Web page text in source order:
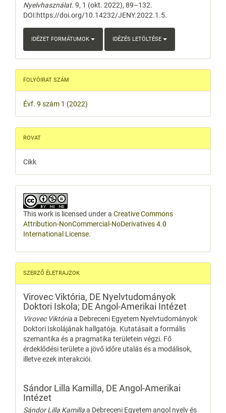
Nyelvhasználat. 9, 1 (okt. 2022), 89–132.
DOI:https://doi.org/10.14232/JENY.2022.1.5.
IDÉZET FORMÁTUMOK IDÉZÉS LETÖLTÉSE
FOLYÓIRAT SZÁM
Évf. 9 szám 1 (2022)
ROVAT
Cikk
This work is licensed under a Creative Commons
Attribution-NonCommercial-NoDerivatives 4.0
International License.
SZERZŐ ÉLETRAJZOK
Virovec Viktória, DE Nyelvtudományok
Doktori Iskola; DE Angol-Amerikai Intézet
Virovec Viktóriaa Debreceni Egyetem Nyelvtudományok
Doktori Iskolájának hallgatója. Kutatásait a formális
szemantika és a pragmatika területein végzi. Fő
érdeklődési területe a jövő időre utalás és a modálisok,
illetve ezek interakciói.
Sándor Lilla Kamilla, DE Angol-Amerikai
Intézet
Sándor Lilla Kamillaa Debreceni Egyetem angol nyelv és